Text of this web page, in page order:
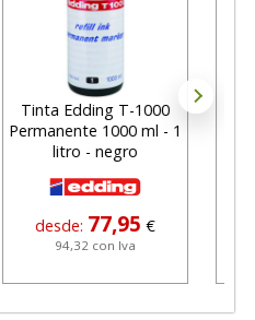
Tinta Edding T-1000
Permanente 1000 ml - 1
litro - negro
desde: 77,95 €
94,32 con Iva